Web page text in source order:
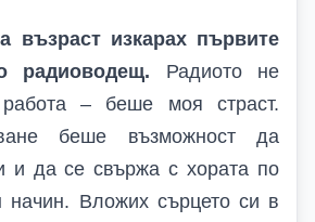
възраст изкарах първите
радиоводещ. Радиото не
– беше моя страст.
беше възможност да
и да се свържа с хората по
начин. Вложих сърцето си в